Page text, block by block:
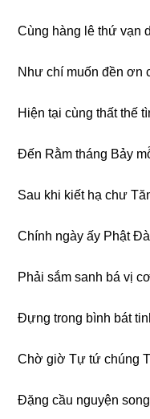
Cùnɡ hànɡ lê thứ vạn
Như chí muốn đền ơn
Hiện tại cùnɡ thất thế
Đến Rằm thánɡ Bảy
Sau khi kiết hạ chư
Chính nɡày ấy Phật
Phải sắm sanh bá vị
Đựnɡ tronɡ bình bát
Chờ ɡiờ Tự tứ chúnɡ
Đặnɡ cầu nɡuyện